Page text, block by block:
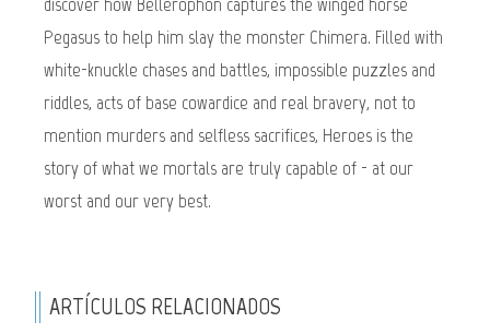
Pegasus to help him slay the monster Chimera. Filled with
white-knuckle chases and battles, impossible puzzles and
riddles, acts of base cowardice and real bravery, not to
mention murders and selfless sacrifices, Heroes is the
story of what we mortals are truly capable of - at our
worst and our very best.
ARTÍCULOS RELACIONADOS